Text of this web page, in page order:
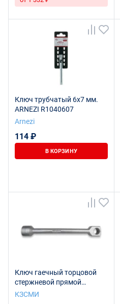
Ключ трубчатый 6x7 мм.
ARNEZI R1040607
Arnezi
114 ₽
В КОРЗИНУ
Ключ гаечный торцовой
стержневой прямой
односторонний S27 Газель
КЗСМИ